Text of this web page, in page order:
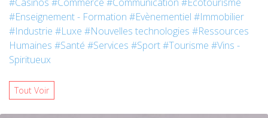
#Enseignement - Formation #Evènementiel #Immobilier
#Industrie #Luxe #Nouvelles technologies #Ressources
Humaines #Santé #Services #Sport#Tourisme #Vins -
Spiritueux
Tout Voir